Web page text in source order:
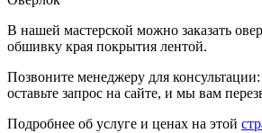
В нашей мастерской можно заказать
обшивку края покрытия лентой.
Позвоните менеджеру для
оставьте запрос на сайте, и мы вам
Подробнее об услуге и ценах на этой